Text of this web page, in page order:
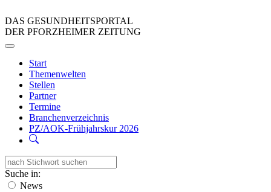
DAS GESUNDHEITSPORTAL
DER PFORZHEIMER ZEITUNG
Start
Themenwelten
Stellen
Partner
Termine
Branchenverzeichnis
PZ/AOK-Frühjahrskur 2026
Suche in:
News